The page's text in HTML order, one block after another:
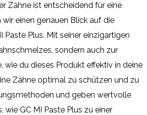
Zähne ist entscheidend für eine
einen genauen Blick auf die
Plus. Mit seiner einzigartigen
sondern auch zur
wie du dieses Produkt effektiv in deine
Zähne optimal zu schützen und zu
und geben wertvolle
GC MI Paste Plus zu einer